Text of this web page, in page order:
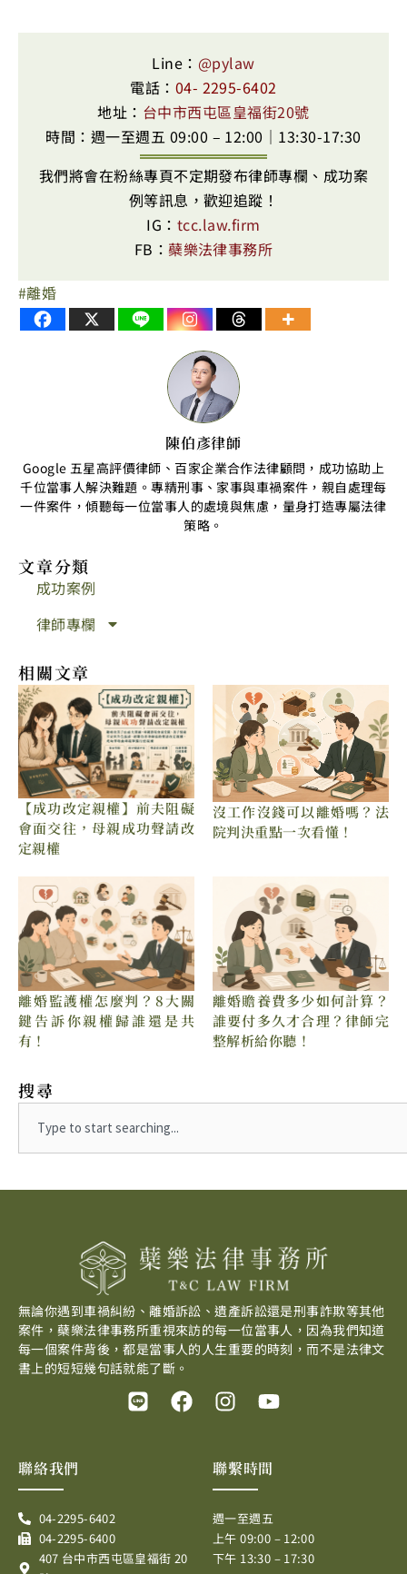
Line： @pylaw
電話： 04- 2295-6402
地址： 台中市西屯區皇福街20號
時間：週一至週五 09:00 – 12:00｜13:30-17:30
我們將會在粉絲專頁不定期發布律師專欄、成功案
例等訊息，歡迎追蹤！
IG： tcc.law.firm
FB：蘗樂法律事務所
離婚
陳伯彥律師
Google 五星高評價律師、百家企業合作法律顧問，成功協助上
千位當事人解決難題。專精刑事、家事與車禍案件，親自處理每
一件案件，傾聽每一位當事人的處境與焦慮，量身打造專屬法律
策略。
文章分類
成功案例
律師專欄
相關文章
【成功改定親權】前夫阻礙
會面交往，母親成功聲請改
定親權
沒工作沒錢可以離婚嗎？法
院判決重點一次看懂！
離婚監護權怎麼判？8大關
鍵告訴你親權歸誰還是共
有！
離婚贍養費多少如何計算？
誰要付多久才合理？律師完
整解析給你聽！
搜尋
無論你遇到車禍糾紛、離婚訴訟、遺產訴訟還是刑事詐欺等其他
案件，蘗樂法律事務所重視來訪的每一位當事人，因為我們知道
每一個案件背後，都是當事人的人生重要的時刻，而不是法律文
書上的短短幾句話就能了斷。
L
F
k
I
t
a
r
a
Y
t
b
e
聯繫時間
週一至週五
上午 09:00 – 12:00
下午 13:30 – 17:30
聯絡我們
04-2295-6402
04-2295-6400
407 台中市西屯區皇福街 20